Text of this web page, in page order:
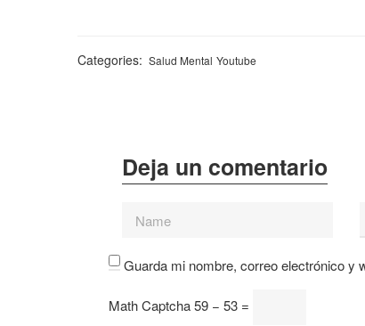
Categories: Salud Mental Youtube
Guarda mi nombre, correo electrónico y
Math Captcha59 − 53 =